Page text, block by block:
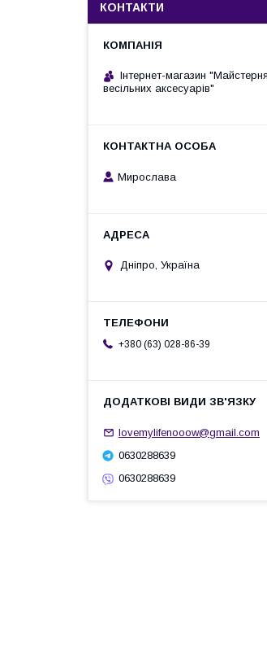
КОНТАКТИ
Інтернет-магазин "Майстерня
весільних аксесуарів"
Мирослава
Дніпро, Україна
+380 (63) 028-86-39
lovemylifenooow@gmail.com
0630288639
0630288639